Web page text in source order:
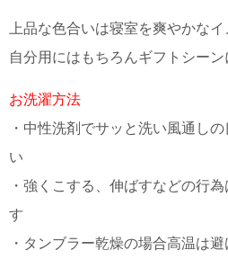
上品な色合いは寝室を爽やかな
自分用にはもちろんギフトシー
お洗濯方法
・中性洗剤でサッと洗い風通し
い
・強くこする、伸ばすなどの行
す
・タンブラー乾燥の場合高温は